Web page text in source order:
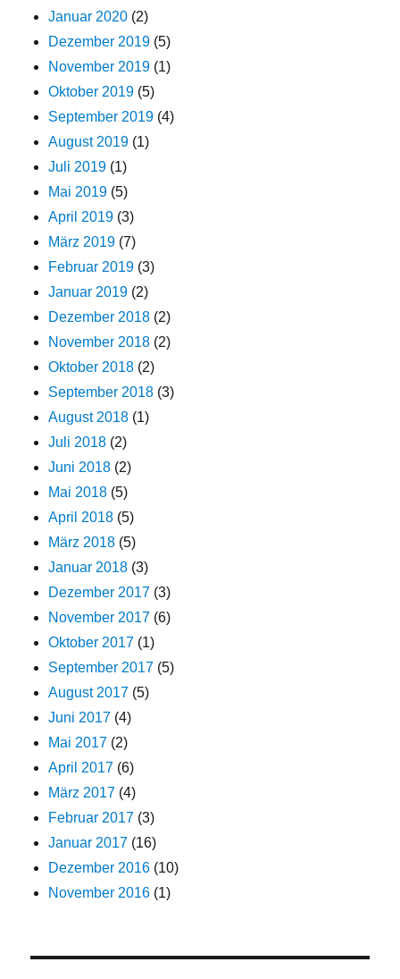
Januar 2020 (2)
Dezember 2019 (5)
November 2019 (1)
Oktober 2019 (5)
September 2019 (4)
August 2019 (1)
Juli 2019 (1)
Mai 2019 (5)
April 2019 (3)
März 2019 (7)
Februar 2019 (3)
Januar 2019 (2)
Dezember 2018 (2)
November 2018 (2)
Oktober 2018 (2)
September 2018 (3)
August 2018 (1)
Juli 2018 (2)
Juni 2018 (2)
Mai 2018 (5)
April 2018 (5)
März 2018 (5)
Januar 2018 (3)
Dezember 2017 (3)
November 2017 (6)
Oktober 2017 (1)
September 2017 (5)
August 2017 (5)
Juni 2017 (4)
Mai 2017 (2)
April 2017 (6)
März 2017 (4)
Februar 2017 (3)
Januar 2017 (16)
Dezember 2016 (10)
November 2016 (1)